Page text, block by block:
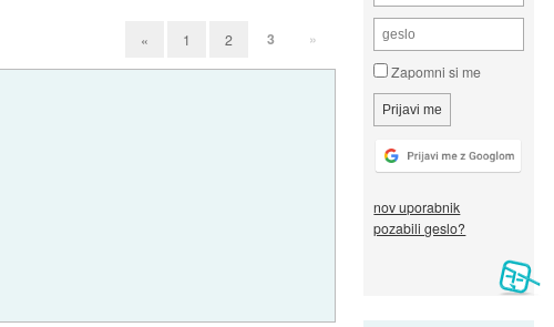
Zapomni si me
nov uporabnik
pozabili geslo?
« 1 2 3 »